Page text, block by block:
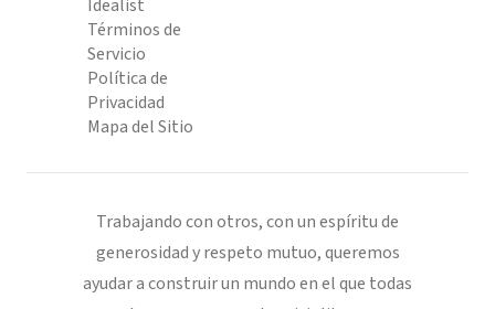
Idealist
Términos de
Servicio
Política de
Privacidad
Mapa del Sitio
Trabajando con otros, con un espíritu de
generosidad y respeto mutuo, queremos
ayudar a construir un mundo en el que todas